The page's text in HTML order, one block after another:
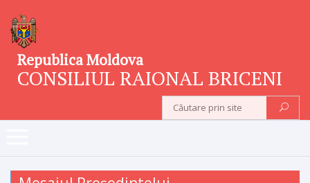
Republica Moldova
CONSILIUL RAIONAL BRICENI